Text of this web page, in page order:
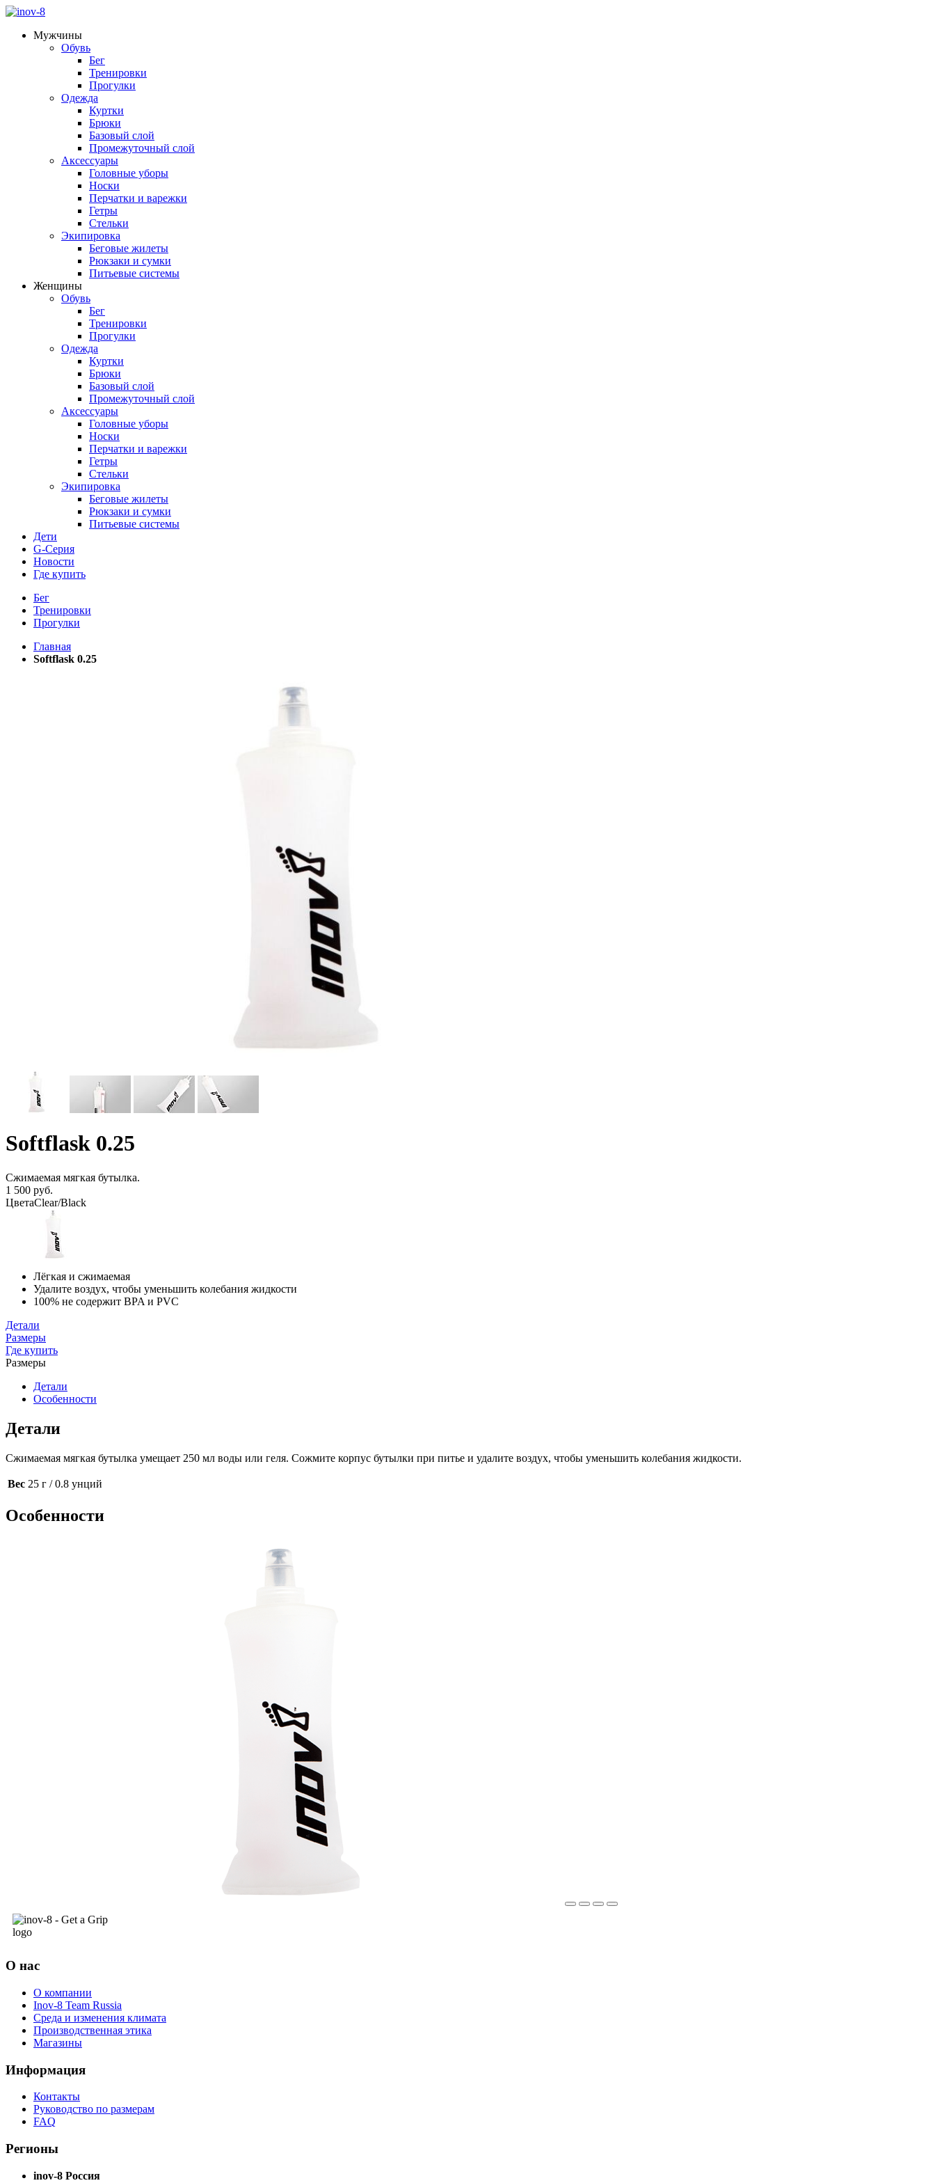
Мужчины
Обувь
Бег
Тренировки
Прогулки
Одежда
Куртки
Брюки
Базовый слой
Промежуточный слой
Аксессуары
Головные уборы
Носки
Перчатки и варежки
Гетры
Стельки
Экипировка
Беговые жилеты
Рюкзаки и сумки
Питьевые системы
Женщины
Обувь
Бег
Тренировки
Прогулки
Одежда
Куртки
Брюки
Базовый слой
Промежуточный слой
Аксессуары
Головные уборы
Носки
Перчатки и варежки
Гетры
Стельки
Экипировка
Беговые жилеты
Рюкзаки и сумки
Питьевые системы
Дети
G-Серия
Новости
Где купить
Бег
Тренировки
Прогулки
Главная
Softflask 0.25
Softflask 0.25
Сжимаемая мягкая бутылка.
1 500 руб.
ЦветаClear/Black
Лёгкая и сжимаемая
Удалите воздух, чтобы уменьшить колебания жидкости
100% не содержит BPA и PVC
Детали
Размеры
Где купить
Размеры
Детали
Особенности
Детали
Сжимаемая мягкая бутылка умещает 250 мл воды или геля. Сожмите корпус бутылки при питье и удалите воздух, чтобы уменьшить колебания жидкости.
Вес 25 г / 0.8 унций
Особенности
О нас
О компании
Inov-8 Team Russia
Среда и изменения климата
Производственная этика
Магазины
Информация
Контакты
Руководство по размерам
FAQ
Регионы
inov-8 Россия